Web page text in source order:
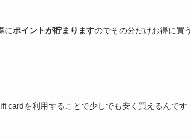
にポイントが貯まりますのでその分だけお得に買う
cardを利用することで少しでも安く買えるんです